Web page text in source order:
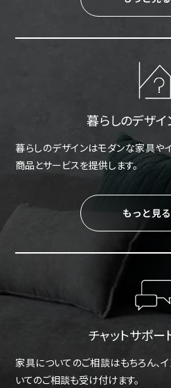
暮らしのデザイ
暮らしのデザインはモダンな家具や
商品とサービスを提供します。
もっと見る
チャットサポー
家具についてのご相談はもちろん、
いてのご相談も受け付けます。